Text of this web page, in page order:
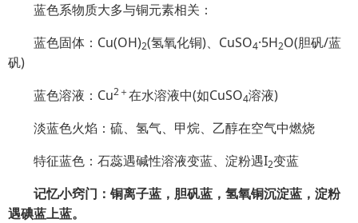
蓝色系物质大多与铜元素相关：
蓝色固体：Cu(OH)2(氢氧化铜)、CuSO4·5H2O(胆矾/蓝
矾)
蓝色溶液：Cu2＋在水溶液中(如CuSO4溶液)
淡蓝色火焰：硫、氢气、甲烷、乙醇在空气中燃烧
特征蓝色：石蕊遇碱性溶液变蓝、淀粉遇I2变蓝
记忆小窍门：铜离子蓝，胆矾蓝，氢氧铜沉淀蓝，淀粉
遇碘蓝上蓝。